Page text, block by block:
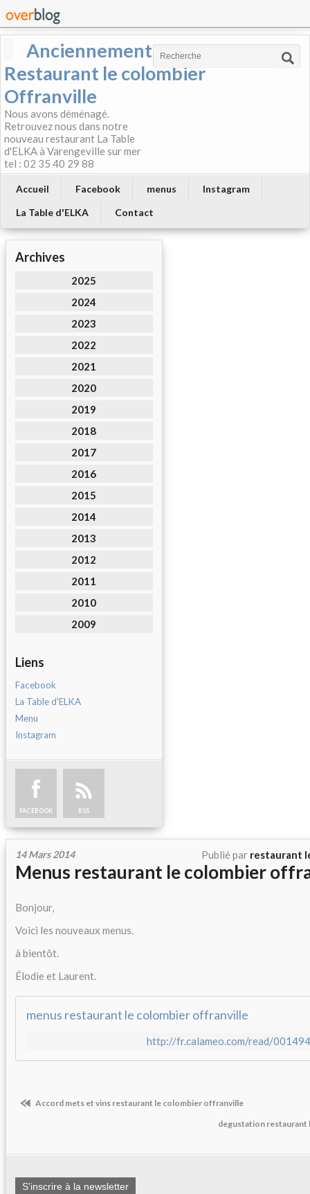
Anciennement
Restaurant le colombier
Offranville
Nous avons déménagé.
Retrouvez nous dans notre
nouveau restaurant La Table
d'ELKA à Varengeville sur mer
tel : 02 35 40 29 88
Accueil Facebook menus
Instagram
La Table d'ELKA
Contact
Archives
2025
2024
2023
2022
2021
2020
2019
2018
2017
2016
2015
2014
2013
2012
2011
2010
2009
Liens
Facebook
La Table d'ELKA
Menu
Instagram
FACEBOOK RSS
14 Mars 2014 Publié par restaurant
Menus restaurant le colombier
Bonjour,
Voici les nouveaux menus.
à bientôt.
Élodie et Laurent.
menus restaurant le colombier offranville
http://fr.calameo.com/read/
Accord mets et vins restaurant le colombier offranville
degustation
S'inscrire à la newsletter